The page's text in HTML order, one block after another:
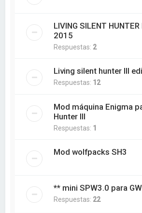
LIVING SILENT HUNTER
2015
Respuestas: 2
Living silent hunter III
Respuestas: 12
Mod máquina Enigma
Hunter III
Respuestas: 1
Mod wolfpacks SH3
** mini SPW3.0 para
Respuestas: 22